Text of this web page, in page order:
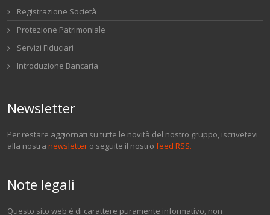
Registrazione Società
Protezione Patrimoniale
Servizi Fiduciari
Introduzione Bancaria
Newsletter
Per restare aggiornati su tutte le novità del nostro gruppo, iscrivetevi
alla nostranewsletter o seguite il nostrofeed RSS.
Note legali
Questo sito web è di carattere puramente informativo, non